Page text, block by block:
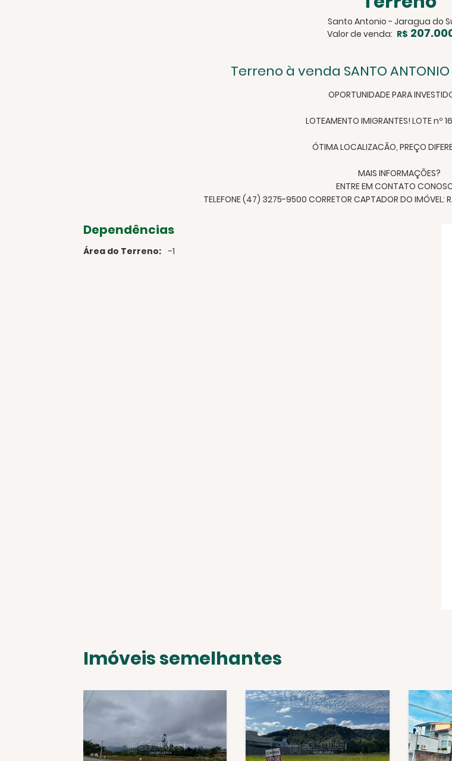
Santo Antonio - Jaragua do
Valor de venda: R$
Facebook Twitter
Terreno à venda SANTO
OPORTUNIDADE PARA
LOTEAMENTO IMIGRANTES! LOTE nº
ÓTIMA LOCALIZACÃO, PREÇO
MAIS INFORMAÇÕES?
ENTRE EM CONTATO
TELEFONE (47) 3275-9500 CORRETOR CAPTADOR DO IMÓVEL:
Dependências
Área do Terreno: -1
Imóveis semelhantes